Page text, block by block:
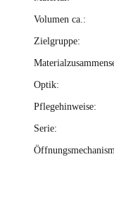
Volumen ca.:
Zielgruppe:
Optik:
Pflegehinweise:
Serie: